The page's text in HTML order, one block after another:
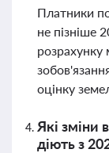
Платники
не пізніше
розрахунку
оцінку
Які зміни
діють з